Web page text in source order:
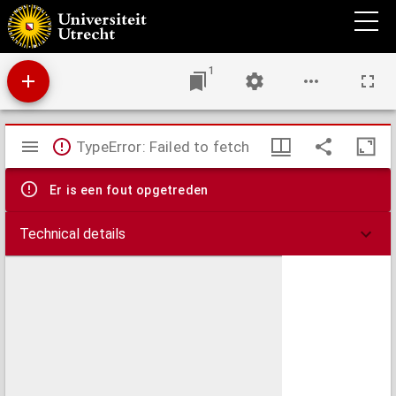
De politia Judaica, : tam Ciuili quàm Ecclesiastica, ia[m] inde à suis primordijs, hoc est, ab
Orbe condito, repetita.
1
Mirador
viewer
TypeError: Failed to fetch
Er is een fout opgetreden
Technical details